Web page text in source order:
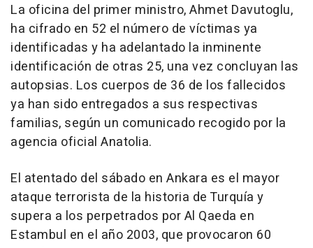
La oficina del primer ministro, Ahmet Davutoglu,
ha cifrado en 52 el número de víctimas ya
identificadas y ha adelantado la inminente
identificación de otras 25, una vez concluyan las
autopsias. Los cuerpos de 36 de los fallecidos
ya han sido entregados a sus respectivas
familias, según un comunicado recogido por la
agencia oficial Anatolia.
El atentado del sábado en Ankara es el mayor
ataque terrorista de la historia de Turquía y
supera a los perpetrados por Al Qaeda en
Estambul en el año 2003, que provocaron 60